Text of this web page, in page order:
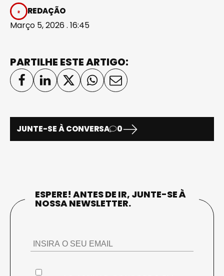
REDAÇÃO
Março 5, 2026 . 16:45
PARTILHE ESTE ARTIGO:
JUNTE-SE À CONVERSA 0
ESPERE! ANTES DE IR, JUNTE-SE À
NOSSA NEWSLETTER.